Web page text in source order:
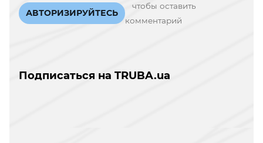
АВТОРИЗИРУЙТЕСЬ
чтобы оставить
комментарий
Подписаться на TRUBA.ua